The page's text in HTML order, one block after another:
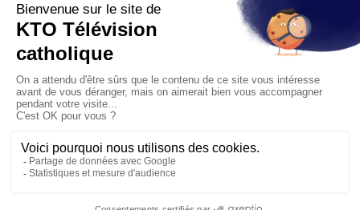
La visite pastorale du pape Léon
XIV à Assise à suivre sur KTO le
jeudi 6 août
Le pape en Uruguay, Argentine et
Pérou du 6 au 17 novembre 2026
© KTO 2026 —Contact